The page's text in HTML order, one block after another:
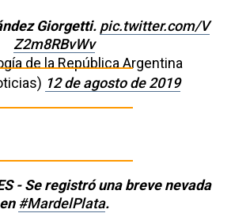
Giorgetti. pic.twitter.com/V
Z2m8RBvWv
de la República Argentina
12 de agosto de 2019
- Se registró una breve nevada
en#MardelPlata.